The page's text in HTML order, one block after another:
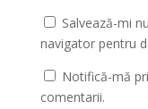
Salvează-mi
navigator pentru
Notifică-mă
comentarii.